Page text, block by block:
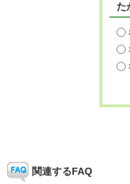
た
関連するFAQ